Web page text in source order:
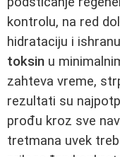
kontrolu, na red
hidrataciju i
toksin u
zahteva vreme,
rezultati su
prođu kroz sve
tretmana uvek